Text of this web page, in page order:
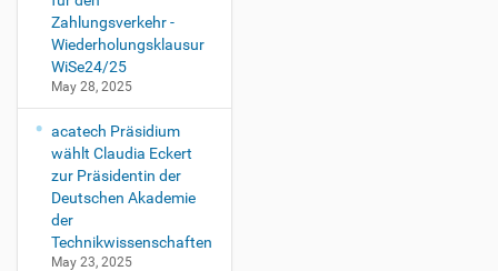
Zahlungsverkehr -
Wiederholungsklausur
WiSe24/25
May 28, 2025
acatech Präsidium
wählt Claudia Eckert
zur Präsidentin der
Deutschen Akademie
der
Technikwissenschaften
May 23, 2025